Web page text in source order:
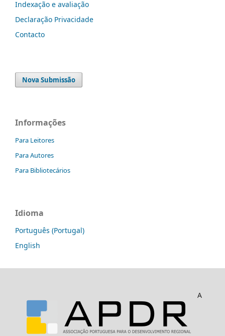
Indexação e avaliação
Declaração Privacidade
Contacto
Nova Submissão
Informações
Para Leitores
Para Autores
Para Bibliotecários
Idioma
Português (Portugal)
English
A